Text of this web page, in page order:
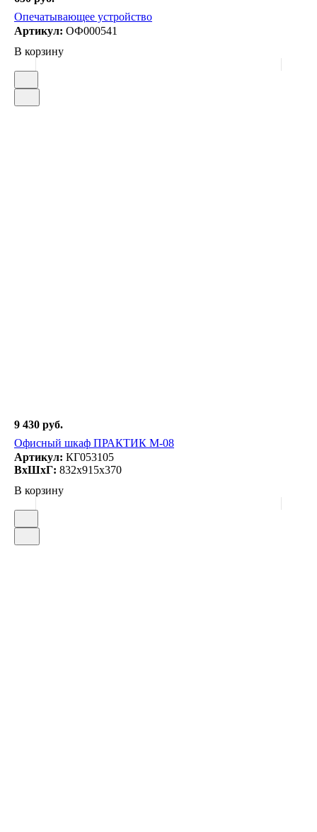
Опечатывающее устройство
Артикул: ОФ000541
В корзину
9 430 руб.
Офисный шкаф ПРАКТИК M-08
Артикул: КГ053105
ВxШxГ: 832x915x370
В корзину